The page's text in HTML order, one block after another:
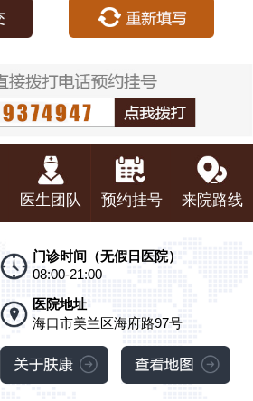
医生团队 预约挂号 来院路线
门诊时间（无假日医院）
08:00-21:00
医院地址
海口市美兰区海府路97号